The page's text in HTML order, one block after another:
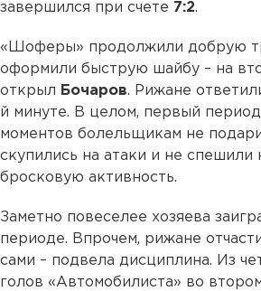
завершился при счете 7:2.
«Шоферы» продолжили добрую
оформили быструю шайбу – на
открыл Бочаров. Рижане
й минуте. В целом, первый
моментов болельщикам не
скупились на атаки и не спешили
бросковую активность.
Заметно повеселее хозяева
периоде. Впрочем, рижане
сами – подвела дисциплина. Из
голов «Автомобилиста» во